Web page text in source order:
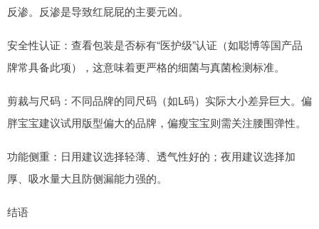
反渗。反渗是导致红屁屁的主要元凶。
安全性认证：查看包装是否标有“医护级”认证（如聪博等国产品
牌常具备此项），这意味着更严格的细菌与真菌检测标准。
剪裁与尺码：不同品牌的同尺码（如L码）实际大小差异巨大。偏
胖宝宝建议试用版型偏大的品牌，偏瘦宝宝则需关注腰围弹性。
功能侧重：日用建议选择轻薄、透气性好的；夜用建议选择加
厚、吸水量大且防侧漏能力强的。
结语